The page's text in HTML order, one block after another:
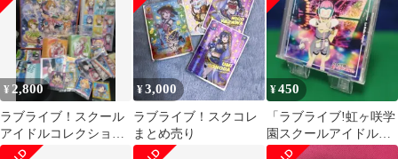
¥ 2,800
ラブライブ！スクール
アイドルコレクション
セット
¥3,000
ラブライブ！スクコレ
まとめ売り
¥450
「ラブライブ!虹ヶ咲学
園スクールアイドル同
好会」挿入歌～サイコ